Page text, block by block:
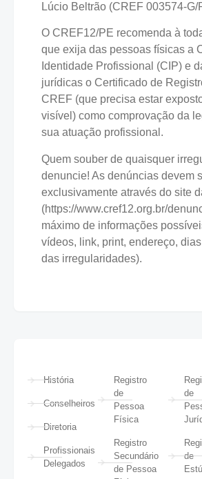
Lúcio Beltrão (CREF 003574-G/
O CREF12/PE recomenda à
que exija das pessoas físicas a
Identidade Profissional (CIP) e
jurídicas o Certificado de
CREF (que precisa estar
visível) como comprovação da
sua atuação profissional.
Quem souber de quaisquer
denuncie! As denúncias devem
exclusivamente através do site
(https://www.cref12.org.br/
máximo de informações
vídeos, link, print, endereço,
das irregularidades).
História
Conselheiros
Diretoria
Profissionais
Delegados
Registro
de
Pessoa
Física
Registro
Secundário
de Pessoa
de
de